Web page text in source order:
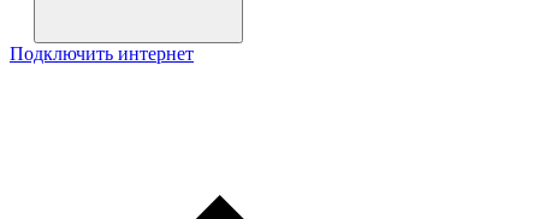
Подключить интернет